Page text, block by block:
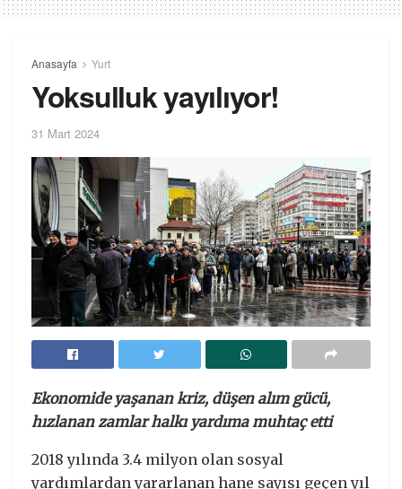
Anasayfa Yurt
Yoksulluk yayılıyor!
31 Mart 2024
Ekonomide yaşanan kriz, düşen alım gücü,
hızlanan zamlar halkı yardıma muhtaç etti
2018 yılında 3.4 milyon olan sosyal
yardımlardan yararlanan hane sayısı geçen yıl